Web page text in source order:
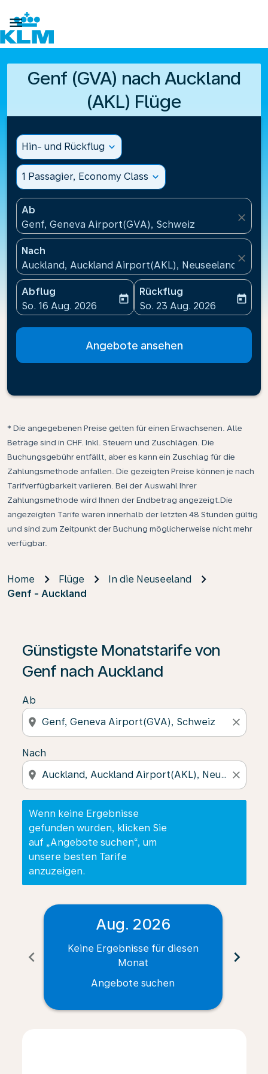

Genf (GVA) nach Auckland
(AKL) Flüge
Hin- und Rückflug expand_more
1 Passagier, Economy Class expand_more
Ab
Genf, Geneva Airport(GVA), Schweiz
close
Nach
Auckland, Auckland Airport(AKL), Neuseeland
close
Abflug
fc-booking-departure-date-aria-label
So. 16 Aug. 2026
today
Rückflug
fc-booking-return-date-
So. 23 Aug. 2026
today
Angebote ansehen
* Die angegebenen Preise gelten für einen Erwachsenen. Alle
Beträge sind in CHF. Inkl. Steuern und Zuschlägen. Die
Buchungsgebühr entfällt, aber es kann ein Zuschlag für die
Zahlungsmethode anfallen. Die gezeigten Preise können je nach
Tarifverfügbarkeit variieren. Bei der Auswahl Ihrer
Zahlungsmethode wird Ihnen der Endbetrag angezeigt.Die
angezeigten Tarife waren innerhalb der letzten 48 Stunden gültig
und sind zum Zeitpunkt der Buchung möglicherweise nicht mehr
verfügbar.
Home Flüge
In die Neuseeland
Genf - Auckland
Günstigste Monatstarife von
Genf nach Auckland
Ab
location_on close
Nach
location_on close
Wenn keine Ergebnisse
gefunden wurden, klicken Sie
auf „Angebote suchen“, um
unsere besten Tarife
anzuzeigen.
Wenn keine Ergebnisse gefunden wurden, klicken
chevron_left
Aug. 2026
Keine Ergebnisse für diesen
Monat
Angebote suchen
chevron_right